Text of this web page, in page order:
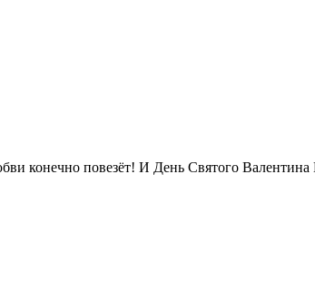
конечно повезёт! И День Святого